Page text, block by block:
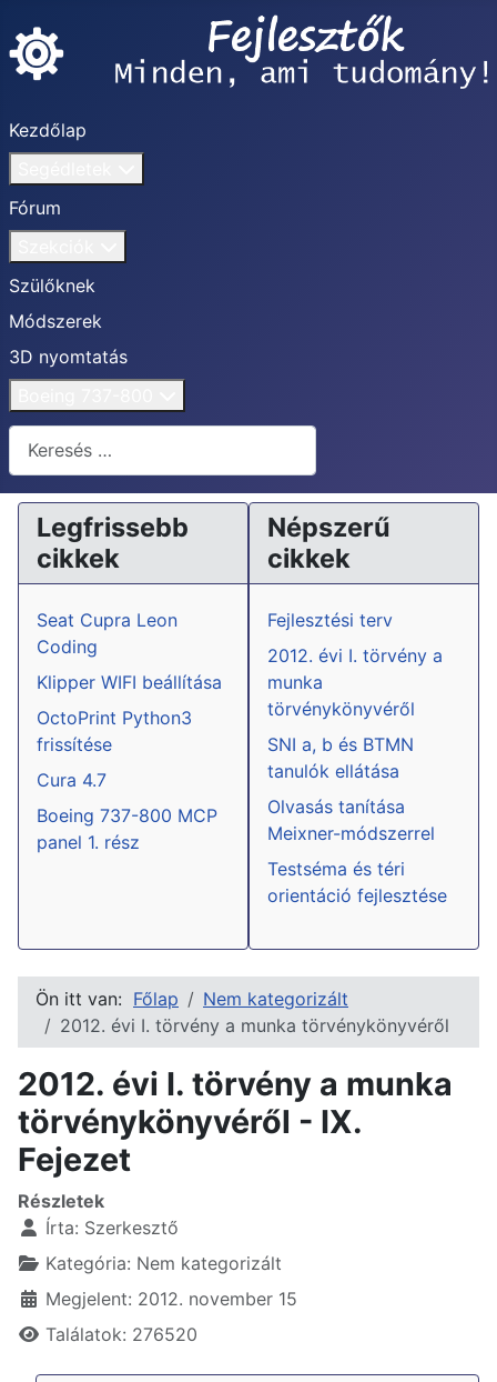
Kezdőlap
Fórum
Szülőknek
Módszerek
3D nyomtatás
Keresés...
Legfrissebb
cikkek
Seat Cupra Leon
Coding
Klipper WIFI beállítása
OctoPrint Python3
frissítése
Cura 4.7
Boeing 737-800 MCP
panel 1. rész
Népszerű
cikkek
Fejlesztési terv
2012. évi I. törvény a
munka
törvénykönyvéről
SNI a, b és BTMN
tanulók ellátása
Olvasás tanítása
Meixner-módszerrel
Testséma és téri
orientáció fejlesztése
Ön itt van: Főlap
Nem kategorizált
2012. évi I. törvény a munka törvénykönyvéről
2012. évi I. törvény a munka
törvénykönyvéről - IX.
Fejezet
Részletek
Írta: Szerkesztő
Kategória: Nem kategorizált
Megjelent: 2012. november 15
Találatok: 276520